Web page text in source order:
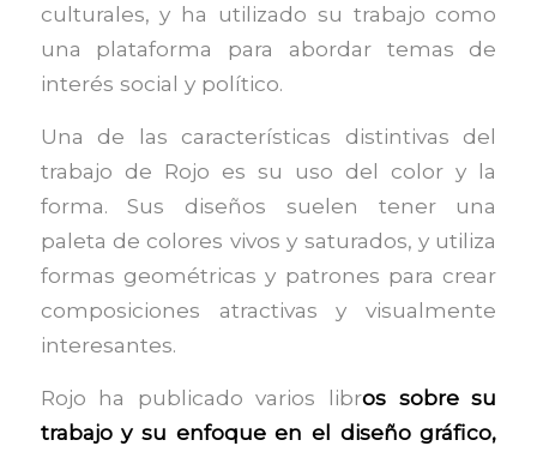
culturales, y ha utilizado su trabajo como
una plataforma para abordar temas de
interés social y político.
Una de las características distintivas del
trabajo de Rojo es su uso del color y la
forma. Sus diseños suelen tener una
paleta de colores vivos y saturados, y utiliza
formas geométricas y patrones para crear
composiciones atractivas y visualmente
interesantes.
Rojo ha publicado varios libros sobre su
trabajo y su enfoque en el diseño gráfico,